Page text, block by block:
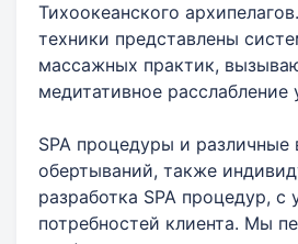
Тихоокеанского
техники представлены
массажных практик,
медитативное расслабление
SPA процедуры и различные
обертываний, также
разработка SPA процедур, с
потребностей клиента. Мы